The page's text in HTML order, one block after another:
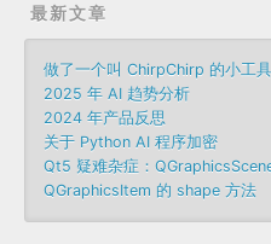
最新文章
做了一个叫 ChirpChirp 的小工具
2025 年 AI 趋势分析
2024 年产品反思
关于 Python AI 程序加密
Qt5 疑难杂症：
QGraphicsItem 的 shape 方法